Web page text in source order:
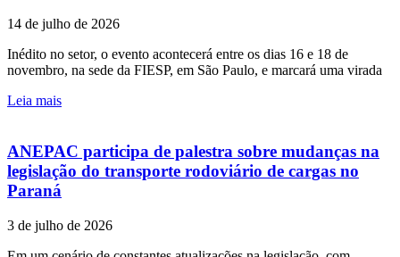
14 de julho de 2026
Inédito no setor, o evento acontecerá entre os dias 16 e 18 de
novembro, na sede da FIESP, em São Paulo, e marcará uma virada
Leia mais
ANEPAC participa de palestra sobre mudanças na
legislação do transporte rodoviário de cargas no
Paraná
3 de julho de 2026